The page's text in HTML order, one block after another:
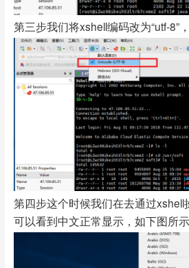
第三步我们将xshell编码改为“utf-8”
第四步这个时候我们在去通过xshell
可以看到中文正常显示，如下图所示